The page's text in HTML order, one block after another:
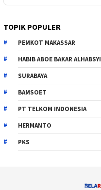
TOPIK POPULER
PEMKOT MAKASSAR
HABIB ABOE BAKAR ALHABSYI
SURABAYA
BAMSOET
PT TELKOM INDONESIA
HERMANTO
PKS